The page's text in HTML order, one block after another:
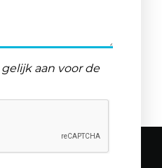
aan voor de